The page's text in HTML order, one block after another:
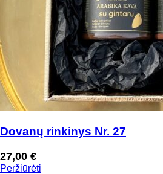
Dovanų rinkinys Nr. 27
27,00 €
Peržiūrėti